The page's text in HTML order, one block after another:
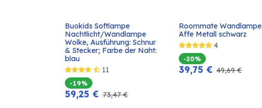
In den
Warenkorb
Buokids Softlampe
Nachtlicht/Wandlampe
Wolke, Ausführung: Schnur
& Stecker; Farbe der Naht:
blau
11
-19%
59,25 € 73,47€
In den
Warenkorb
Roommate Wandlampe
Affe Metall schwarz
4
-20%
39,75 € 49,69€